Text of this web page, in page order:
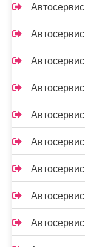
Автосервис
Автосервис
Автосервис
Автосервис
Автосервис
Автосервис
Автосервис
Автосервис
Автосервис